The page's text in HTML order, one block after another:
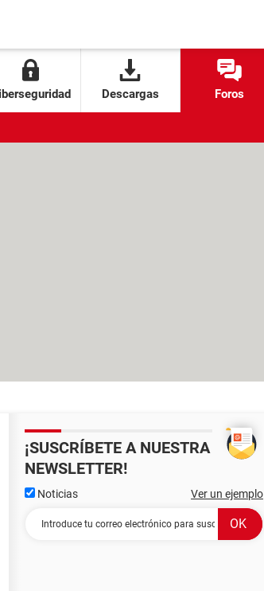
Descargas Foros
¡SUSCRÍBETE A NUESTRA
NEWSLETTER!
Noticias Ver un ejemplo